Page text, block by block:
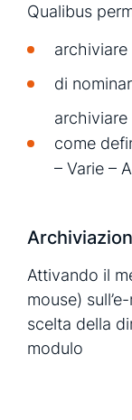
Qualibus
di
come
– Varie –
Attivando il
mouse)
scelta della
modulo